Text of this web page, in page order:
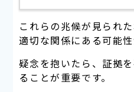
これらの兆候が見られ
適切な関係にある可能性
疑念を抱いたら、証拠
ることが重要です。